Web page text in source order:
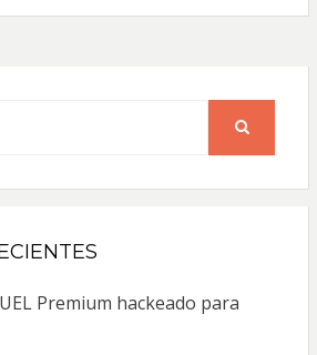
Premium hackeado para